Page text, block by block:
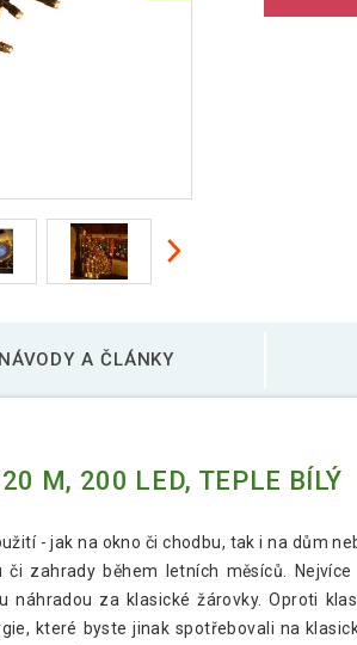
NÁVODY A ČLÁNKY
M, 200 LED, TEPLE BÍLÝ
- jak na okno či chodbu, tak i na dům
zahrady během letních měsíců.
náhradou za klasické žárovky. Oproti
které byste jinak spotřebovali na